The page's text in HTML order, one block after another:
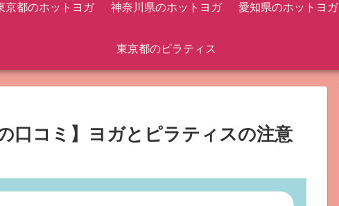
京都のホットヨガ 神奈川県のホットヨガ 愛知県のホットヨガ
東京都のピラティス
口コミ】ヨガとピラティスの注意